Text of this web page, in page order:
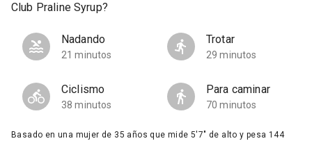
Club Praline Syrup?
Nadando
21 minutos
Trotar
29 minutos
Ciclismo
38 minutos
Para caminar
70 minutos
Basado en una mujer de 35 años que mide 5'7" de alto y pesa 144